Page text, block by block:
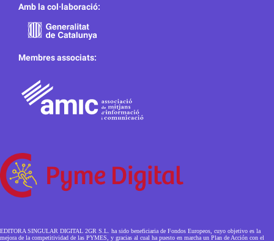
Amb la col·laboració:
Membres associats:
EDITORA SINGULAR DIGITAL 2GR S.L. ha sido beneficiaria de Fondos Europeos, cuyo objetivo es la
mejora de la competitividad de las PYMES, y gracias al cual ha puesto en marcha un Plan de Acción con el